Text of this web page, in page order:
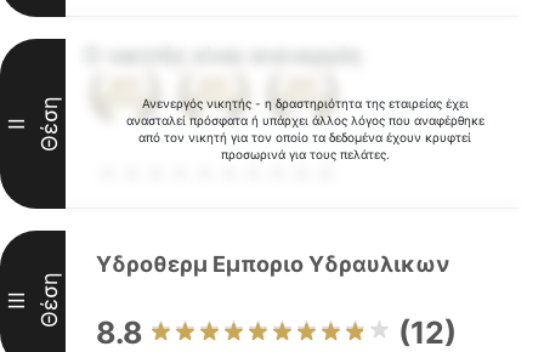
Ανενεργός νικητής - η δραστηριότητα της εταιρείας έχει
ανασταλεί πρόσφατα ή υπάρχει άλλος λόγος που αναφέρθηκε
από τον νικητή για τον οποίο τα δεδομένα έχουν κρυφτεί
προσωρινά για τους πελάτες.
II Θέση
III Θέση
Υδροθερμ Εμποριο Υδραυλικων
8.8 (12)